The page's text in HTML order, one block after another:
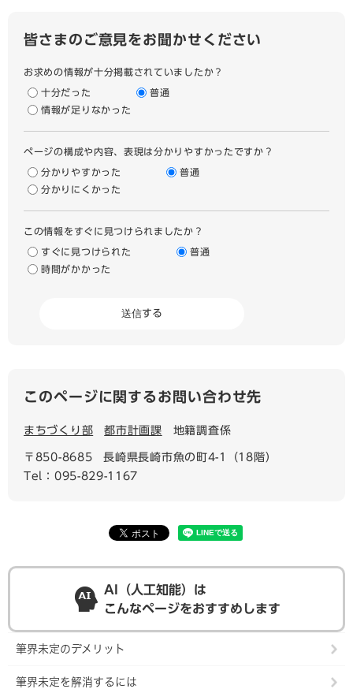
皆さまのご意見をお聞かせください
お求めの情報が十分掲載されていましたか？
十分だった
普通
情報が足りなかった
ページの構成や内容、表現は分かりやすかったですか？
分かりやすかった
普通
分かりにくかった
この情報をすぐに見つけられましたか？
すぐに見つけられた
普通
時間がかかった
このページに関するお問い合わせ先
まちづくり部 都市計画課 地籍調査係
〒850-8685
長崎県長崎市魚の町4-1（18階）
Tel：095-829-1167
AI（人工知能）は
こんなページをおすすめします
筆界未定のデメリット
筆界未定を解消するには